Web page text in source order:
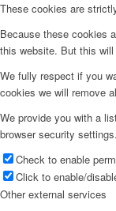
These cookies are
Because these cookies
this website. But this
We fully respect if you
cookies we will remove
We provide you with a
browser security settings.
Check to enable
Click to enable/
Other external services